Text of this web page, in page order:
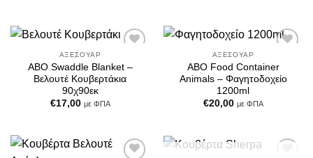
Wishlist
ΑΞΕΣΟΥΆΡ
ABO Swaddle Blanket –
Βελουτέ Κουβερτάκια
90χ90εκ
€17,00 με ΦΠΑ
Wishlist
ΑΞΕΣΟΥΆΡ
ABO Food Container
Animals – Φαγητοδοχείο
1200ml
€20,00 με ΦΠΑ